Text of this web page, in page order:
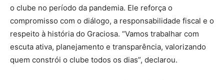
o clube no período da pandemia. Ele reforça o
compromisso com o diálogo, a responsabilidade fiscal e o
respeito à história do Graciosa. “Vamos trabalhar com
escuta ativa, planejamento e transparência, valorizando
quem constrói o clube todos os dias”, declarou.